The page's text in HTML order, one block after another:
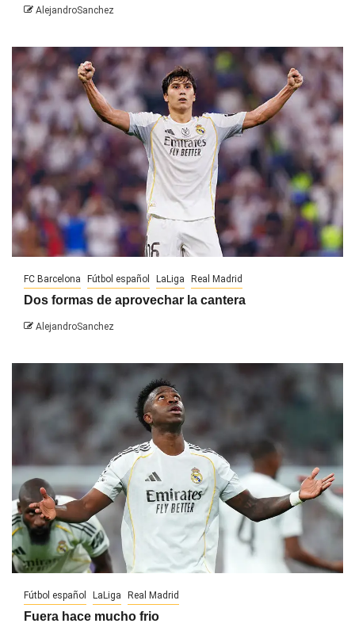
AlejandroSanchez
FC Barcelona Fútbol español LaLiga Real Madrid
Dos formas de aprovechar la cantera
AlejandroSanchez
Fútbol español LaLiga Real Madrid
Fuera hace mucho frio